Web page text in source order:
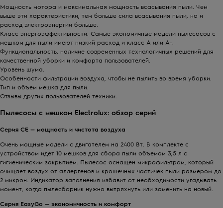
Мощность мотора и максимальная мощность всасывания пыли. Чем
выше эти характеристики, тем больше сила всасывания пыли, но и
расход электроэнергии больше.
Класс энергоэффективности. Самые экономичные модели пылесосов с
мешком для пыли имеют низкий расход и класс А или А+.
Функциональность, наличие современных технологичных решений для
качественной уборки и комфорта пользователей.
Уровень шума.
Особенности фильтрации воздуха, чтобы не пылить во время уборки.
Тип и объем мешка для пыли.
Отзывы других пользователей техники.
Пылесосы с мешком Electrolux: обзор серий
Серия CE — мощность и чистота воздуха
Очень мощные модели с двигателем на 2400 Вт. В комплекте с
устройством идет 10 мешков для сбора пыли объемом 3,5 л с
гигиеническим закрытием. Пылесос оснащен микрофильтром, который
очищает воздух от аллергенов и крошечных частичек пыли размером до
2 микрон. Индикатор заполнения избавит от необходимости угадывать
момент, когда пылесборник нужно вытряхнуть или заменить на новый.
Серия EasyGo — экономичность и комфорт